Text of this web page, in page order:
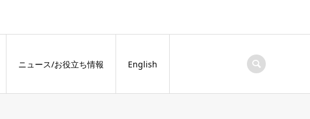
ニュース/お役立ち情報 English